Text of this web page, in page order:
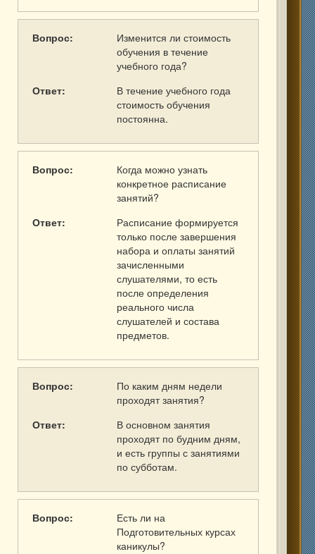
Вопрос:
Изменится ли стоимость
обучения в течение
учебного года?
Ответ:
В течение учебного года
стоимость обучения
постоянна.
Вопрос:
Когда можно узнать
конкретное расписание
занятий?
Ответ:
Расписание формируется
только после завершения
набора и оплаты занятий
зачисленными
слушателями, то есть
после определения
реального числа
слушателей и состава
предметов.
Вопрос:
По каким дням недели
проходят занятия?
Ответ:
В основном занятия
проходят по будним дням,
и есть группы с занятиями
по субботам.
Вопрос:
Есть ли на
Подготовительных курсах
каникулы?